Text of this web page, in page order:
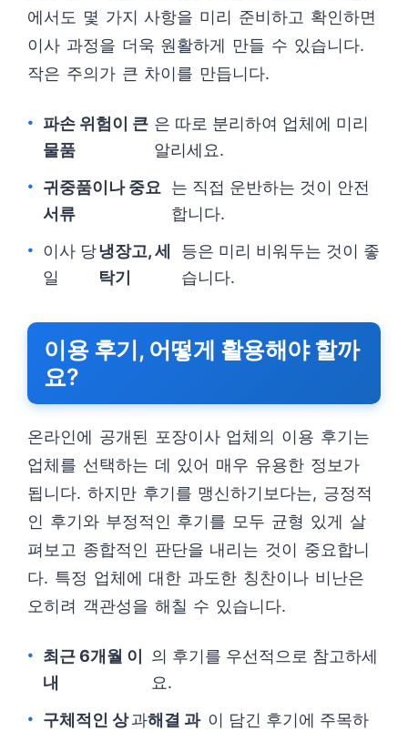
에서도 몇 가지 사항을 미리 준비하고 확인하면
이사 과정을 더욱 원활하게 만들 수 있습니다.
작은 주의가 큰 차이를 만듭니다.
파손 위험이 큰
물품
은 따로 분리하여 업체에 미리
알리세요.
귀중품이나 중요
서류
는 직접 운반하는 것이 안전
합니다.
이사 당
일
냉장고, 세
탁기
등은 미리 비워두는 것이 좋
습니다.
이용 후기, 어떻게 활용해야 할까
요?
온라인에 공개된 포장이사 업체의 이용 후기는
업체를 선택하는 데 있어 매우 유용한 정보가
됩니다. 하지만 후기를 맹신하기보다는, 긍정적
인 후기와 부정적인 후기를 모두 균형 있게 살
펴보고 종합적인 판단을 내리는 것이 중요합니
다. 특정 업체에 대한 과도한 칭찬이나 비난은
오히려 객관성을 해칠 수 있습니다.
최근 6개월 이
내
의 후기를 우선적으로 참고하세
요.
구체적인 상과해결 과 이 담긴 후기에 주목하